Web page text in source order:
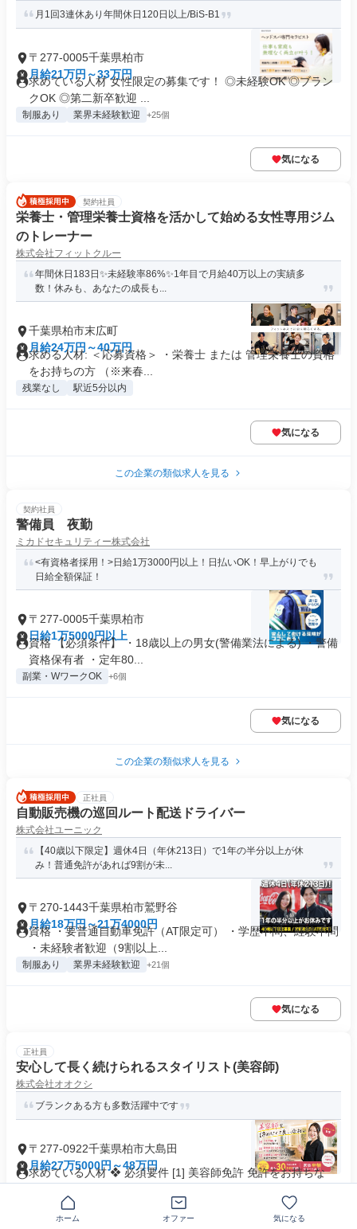
月1回3連休あり年間休日120日以上/BiS-B1
〒277-0005千葉県柏市
月給21万円～33万円
求めている人材 女性限定の募集です！ ◎未経験OK ◎ブラン
クOK ◎第二新卒歓迎 ...
制服あり 業界未経験歓迎 +25個
気になる
契約社員
栄養士・管理栄養士資格を活かして始める女性専用ジム
のトレーナー
株式会社フィットクルー
年間休日183日✨未経験率86%✨1年目で月給40万以上の実績多
数！休みも、あなたの成長も...
千葉県柏市末広町
月給24万円～40万円
求める人材: ＜応募資格＞ ・栄養士 または 管理栄養士の資格
をお持ちの方 （※来春...
残業なし 駅近5分以内
気になる
この企業の類似求人を見る
契約社員
警備員 夜勤
ミカドセキュリティー株式会社
<有資格者採用！>日給1万3000円以上！日払いOK！早上がりでも
日給全額保証！
〒277-0005千葉県柏市
日給1万5000円以上
資格 【必須条件】 ・18歳以上の男女(警備業法による) ・警備
資格保有者 ・定年80...
副業・WワークOK +6個
気になる
この企業の類似求人を見る
正社員
自動販売機の巡回ルート配送ドライバー
株式会社ユーニック
【40歳以下限定】週休4日（年休213日）で1年の半分以上が休
み！普通免許があれば9割が未...
〒270-1443千葉県柏市鷲野谷
月給18万円～21万4000円
資格 ・要普通自動車免許（AT限定可） ・学歴不問、経験不問
・未経験者歓迎（9割以上...
制服あり 業界未経験歓迎 +21個
気になる
正社員
安心して長く続けられるスタイリスト(美容師)
株式会社オオクシ
ブランクある方も多数活躍中です
〒277-0922千葉県柏市大島田
月給27万5000円～48万円
求めている人材 ❖ 必須要件 [1] 美容師免許 免許をお持ちな
主婦・主夫歓迎
ホーム オファー 気になる